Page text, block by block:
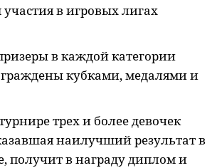
участия в игровых лигах
в каждой категории
кубками, медалями и
трех и более девочек
наилучший результат в
получит в награду диплом и